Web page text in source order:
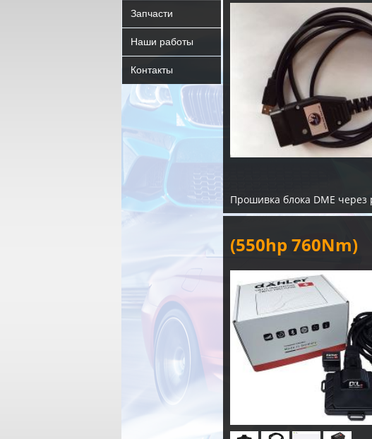
Запчасти
Наши работы
Контакты
Прошивка блока DME через
(550hp 760Nm)